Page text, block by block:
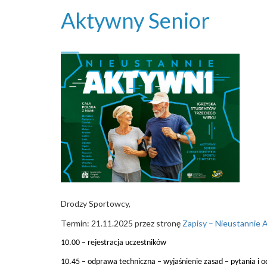
Aktywny Senior
Drodzy Sportowcy,
Termin: 21.11.2025 przez stronę Zapisy – Nieustannie
10.00 – rejestracja uczestników
10.45 – odprawa techniczna – wyjaśnienie zasad – pytania i